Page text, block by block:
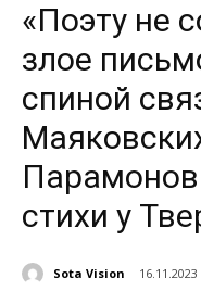
«Поэту не
злое
спиной
Парамонов
стихи у
Sota Vision 16.11.2023